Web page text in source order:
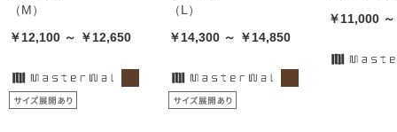
（M）
￥12,100 ～ ￥12,650
（L）
￥14,300 ～ ￥14,850
￥11,000